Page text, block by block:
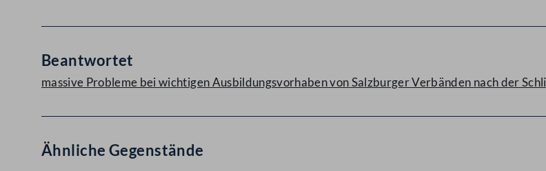
Beantwortet
massive Probleme bei wichtigen Ausbildungsvorhaben von Salzburger Verbänden nach der
Ähnliche Gegenstände